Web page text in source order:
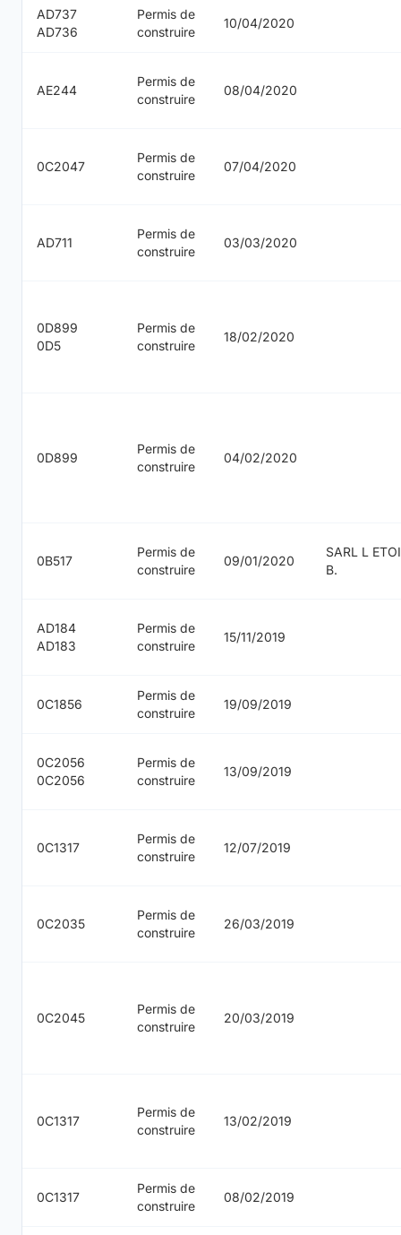
AD737
AD736
Permis de
construire
10/04/2020
AE244
Permis de
construire
08/04/2020
0C2047
Permis de
construire
07/04/2020
AD711
Permis de
construire
03/03/2020
0D899
0D5
Permis de
construire
18/02/2020
0D899
Permis de
construire
04/02/2020
0B517
Permis de
construire
09/01/2020
SARL L
B.
AD184
AD183
Permis de
construire
15/11/2019
0C1856
Permis de
construire
19/09/2019
0C2056
0C2056
Permis de
construire
13/09/2019
0C1317
Permis de
construire
12/07/2019
0C2035
Permis de
construire
26/03/2019
0C2045
Permis de
construire
20/03/2019
0C1317
Permis de
construire
13/02/2019
0C1317
Permis de
construire
08/02/2019